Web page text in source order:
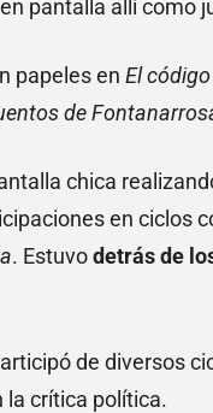
pantalla allí como
papeles en El
de
chica
en ciclos
. Estuvodetrás de
de diversos
la crítica política.